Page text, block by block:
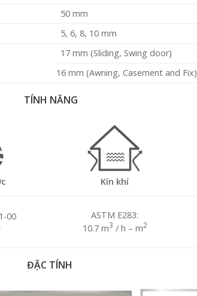
50 mm
5, 6, 8, 10 mm
17 mm (Sliding, Swing door)
16 mm (Awning, Casement and Fix)
TÍNH NĂNG
Kín khí
00
ASTM E283:
10.7 m3 / h – m2
ĐẶC TÍNH